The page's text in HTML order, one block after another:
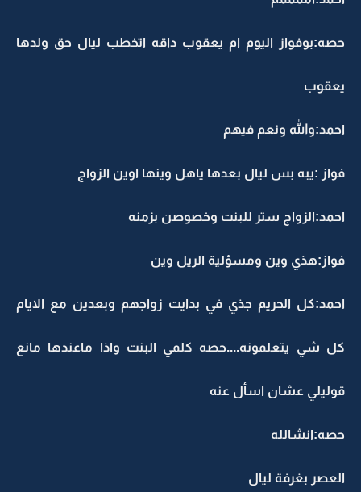
حصه:بوفواز اليوم ام يعقوب داقه اتخطب ليال حق ولدها
يعقوب
احمد:والله ونعم فيهم
فواز :يبه بس ليال بعدها ياهل وينها اوين الزواج
احمد:الزواج ستر للبنت وخصوصن بزمنه
فواز:هذي وين ومسؤلية الريل وين
احمد:كل الحريم جذي في بدايت زواجهم وبعدين مع الايام
كل شي يتعلمونه....حصه كلمي البنت واذا ماعندها مانع
قوليلي عشان اسأل عنه
حصه:انشالله
العصر بغرفة ليال